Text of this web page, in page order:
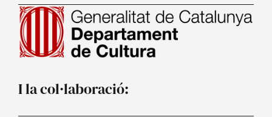
I la col·laboració: